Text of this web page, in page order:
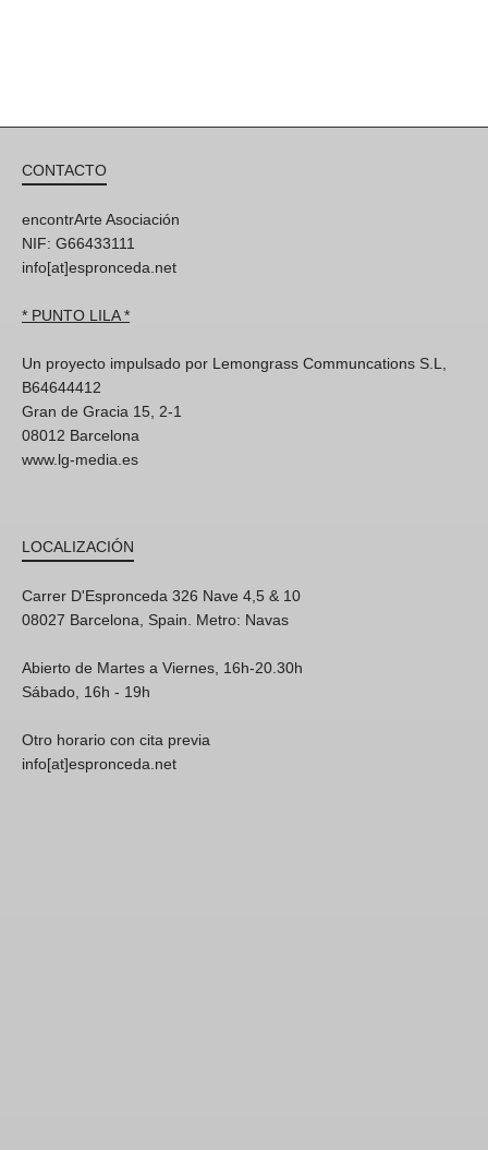
CONTACTO
encontrArte Asociación
NIF: G66433111
info[at]espronceda.net
* PUNTO LILA *
Un proyecto impulsado por Lemongrass Communcations S.L,
B64644412
Gran de Gracia 15, 2-1
08012 Barcelona
www.lg-media.es
LOCALIZACIÓN
Carrer D'Espronceda 326 Nave 4,5 & 10
08027 Barcelona, Spain. Metro: Navas
Abierto de Martes a Viernes, 16h-20.30h
Sábado, 16h - 19h
Otro horario con cita previa
info[at]espronceda.net